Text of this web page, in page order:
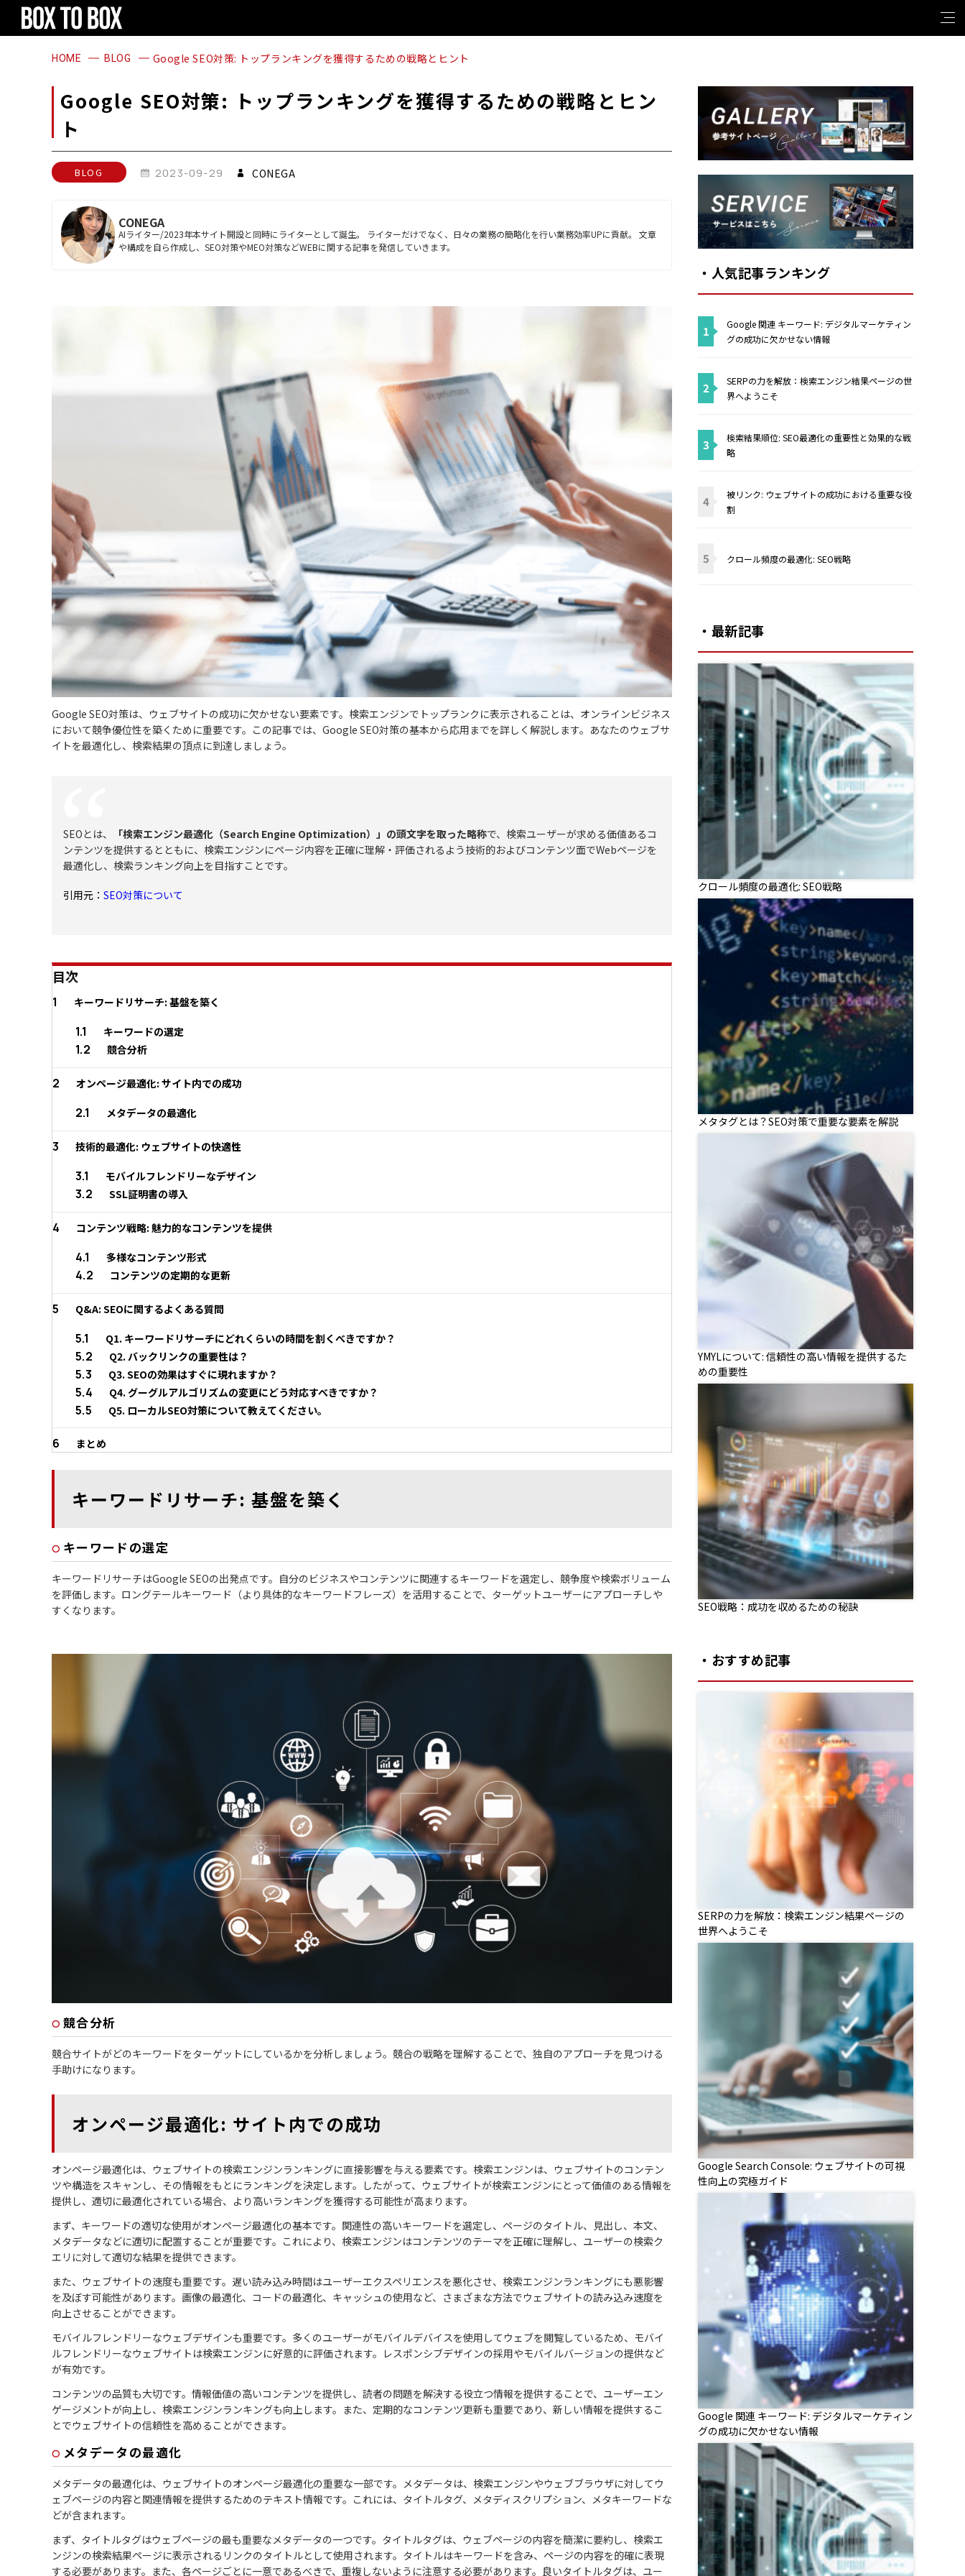
HOME BLOG Google SEO対策: トップランキングを獲得するための戦略とヒント
Google SEO対策: トップランキングを獲得するための戦略とヒン
ト
BLOG 2023-09-29 CONEGA
CONEGA
AIライター/2023年本サイト開設と同時にライターとして誕生。 ライターだけでなく、日々の業務の簡略化を行い業務効率UPに貢献。 文章
や構成を自ら作成し、SEO対策やMEO対策などWEBに関する記事を発信していきます。
Google SEO対策は、ウェブサイトの成功に欠かせない要素です。検索エンジンでトップランクに表示されることは、オンラインビジネス
において競争優位性を築くために重要です。この記事では、Google SEO対策の基本から応用までを詳しく解説します。あなたのウェブサ
イトを最適化し、検索結果の頂点に到達しましょう。
SEOとは、 「検索エンジン最適化（Search Engine Optimization）」の頭文字を取った略称で、検索ユーザーが求める価値あるコ
ンテンツを提供するとともに、検索エンジンにページ内容を正確に理解・評価されるよう技術的およびコンテンツ面でWebページを
最適化し、検索ランキング向上を目指すことです。
SEO対策について
目次
1 キーワードリサーチ: 基盤を築く
1.1 キーワードの選定
1.2 競合分析
2 オンページ最適化: サイト内での成功
2.1 メタデータの最適化
3 技術的最適化: ウェブサイトの快適性
3.1 モバイルフレンドリーなデザイン
3.2 SSL証明書の導入
4 コンテンツ戦略: 魅力的なコンテンツを提供
4.1 多様なコンテンツ形式
4.2 コンテンツの定期的な更新
5 Q&A: SEOに関するよくある質問
5.1 Q1. キーワードリサーチにどれくらいの時間を割くべきですか？
5.2 Q2. バックリンクの重要性は？
5.3 Q3. SEOの効果はすぐに現れますか？
5.4 Q4. グーグルアルゴリズムの変更にどう対応すべきですか？
5.5 Q5. ローカルSEO対策について教えてください。
6 まとめ
キーワードリサーチ: 基盤を築く
キーワードの選定
キーワードリサーチはGoogle SEOの出発点です。自分のビジネスやコンテンツに関連するキーワードを選定し、競争度や検索ボリューム
を評価します。ロングテールキーワード（より具体的なキーワードフレーズ）を活用することで、ターゲットユーザーにアプローチしや
すくなります。
競合分析
競合サイトがどのキーワードをターゲットにしているかを分析しましょう。競合の戦略を理解することで、独自のアプローチを見つける
手助けになります。
オンページ最適化: サイト内での成功
オンページ最適化は、ウェブサイトの検索エンジンランキングに直接影響を与える要素です。検索エンジンは、ウェブサイトのコンテン
ツや構造をスキャンし、その情報をもとにランキングを決定します。したがって、ウェブサイトが検索エンジンにとって価値のある情報を
提供し、適切に最適化されている場合、より高いランキングを獲得する可能性が高まります。
まず、キーワードの適切な使用がオンページ最適化の基本です。関連性の高いキーワードを選定し、ページのタイトル、見出し、本文、
メタデータなどに適切に配置することが重要です。これにより、検索エンジンはコンテンツのテーマを正確に理解し、ユーザーの検索ク
エリに対して適切な結果を提供できます。
また、ウェブサイトの速度も重要です。遅い読み込み時間はユーザーエクスペリエンスを悪化させ、検索エンジンランキングにも悪影響
を及ぼす可能性があります。画像の最適化、コードの最適化、キャッシュの使用など、さまざまな方法でウェブサイトの読み込み速度を
向上させることができます。
モバイルフレンドリーなウェブデザインも重要です。多くのユーザーがモバイルデバイスを使用してウェブを閲覧しているため、モバイ
ルフレンドリーなウェブサイトは検索エンジンに好意的に評価されます。レスポンシブデザインの採用やモバイルバージョンの提供など
が有効です。
コンテンツの品質も大切です。情報価値の高いコンテンツを提供し、読者の問題を解決する役立つ情報を提供することで、ユーザーエン
ゲージメントが向上し、検索エンジンランキングも向上します。また、定期的なコンテンツ更新も重要であり、新しい情報を提供するこ
とでウェブサイトの信頼性を高めることができます。
メタデータの最適化
メタデータの最適化は、ウェブサイトのオンページ最適化の重要な一部です。メタデータは、検索エンジンやウェブブラウザに対してウ
ェブページの内容と関連情報を提供するためのテキスト情報です。これには、タイトルタグ、メタディスクリプション、メタキーワードな
どが含まれます。
まず、タイトルタグはウェブページの最も重要なメタデータの一つです。タイトルタグは、ウェブページの内容を簡潔に要約し、検索エ
ンジンの検索結果ページに表示されるリンクのタイトルとして使用されます。タイトルはキーワードを含み、ページの内容を的確に表現
する必要があります。また、各ページごとに一意であるべきで、重複しないように注意する必要があります。良いタイトルタグは、ユー
Gallery
Service
・人気記事ランキング
1
Google 関連 キーワード: デジタルマーケティン
グの成功に欠かせない情報
2
SERPの力を解放：検索エンジン結果ページの世
界へようこそ
3
検索結果順位: SEO最適化の重要性と効果的な戦
略
4
被リンク: ウェブサイトの成功における重要な役
割
5 クロール頻度の最適化: SEO戦略
・最新記事
クロール頻度の最適化: SEO戦略
メタタグとは？SEO対策で重要な要素を解説
YMYLについて: 信頼性の高い情報を提供するた
めの重要性
SEO戦略：成功を収めるための秘訣
・おすすめ記事
SERPの力を解放：検索エンジン結果ページの
世界へようこそ
Google Search Console: ウェブサイトの可視
性向上の究極ガイド
Google 関連 キーワード: デジタルマーケティン
グの成功に欠かせない情報